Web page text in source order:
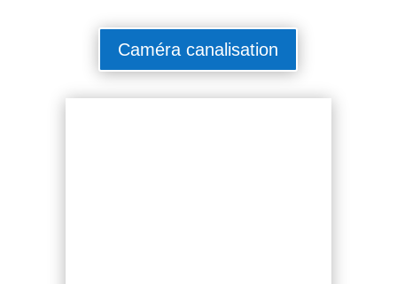
Caméra canalisation